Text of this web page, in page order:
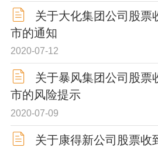
关于大化集团公司股票
市的通知
2020-07-12
关于暴风集团公司股票
市的风险提示
2020-07-09
关于康得新公司股票收